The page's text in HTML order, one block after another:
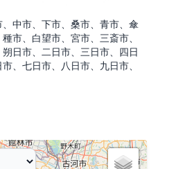
中市、下市、桑市、青市、傘
市、白望市、宮市、三斎市、
日市、二日市、三日市、四日
、七日市、八日市、九日市、